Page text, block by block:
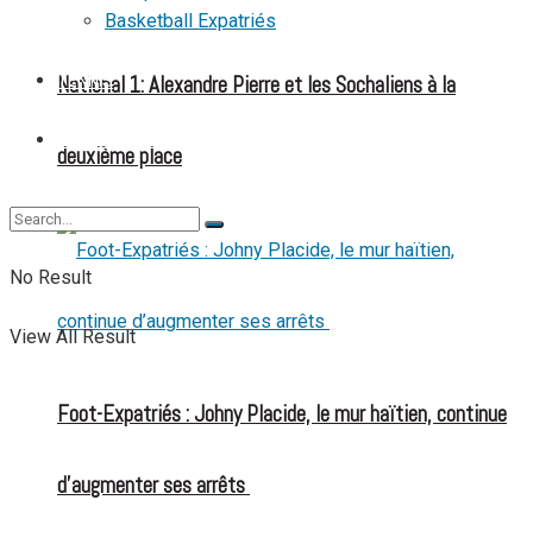
National 1: Alexandre Pierre et les Sochaliens à la
deuxième place
Foot-Expatriés : Johny Placide, le mur haïtien, continue
d’augmenter ses arrêts
Basketball Expatriés
TENNIS
No Result
View All Result